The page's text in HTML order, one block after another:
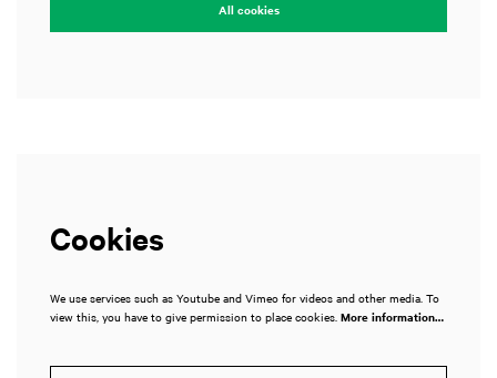
All cookies
Cookies
We use services such as Youtube and Vimeo for videos and other media. To
view this, you have to give permission to place cookies. More information…